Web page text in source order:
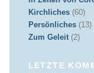
Kirchliches(60)
Persönliches(13)
Zum Geleit(2)
LETZTE